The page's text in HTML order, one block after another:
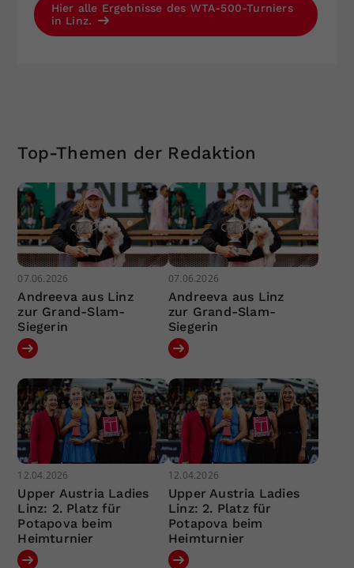
Hier alle Ergebnisse des WTA-500-Turniers
in Linz.
Top-Themen der Redaktion
07.06.2026
Andreeva aus Linz
zur Grand-Slam-
Siegerin
07.06.2026
Andreeva aus Linz
zur Grand-Slam-
Siegerin
12.04.2026
Upper Austria Ladies
Linz: 2. Platz für
Potapova beim
Heimturnier
12.04.2026
Upper Austria Ladies
Linz: 2. Platz für
Potapova beim
Heimturnier